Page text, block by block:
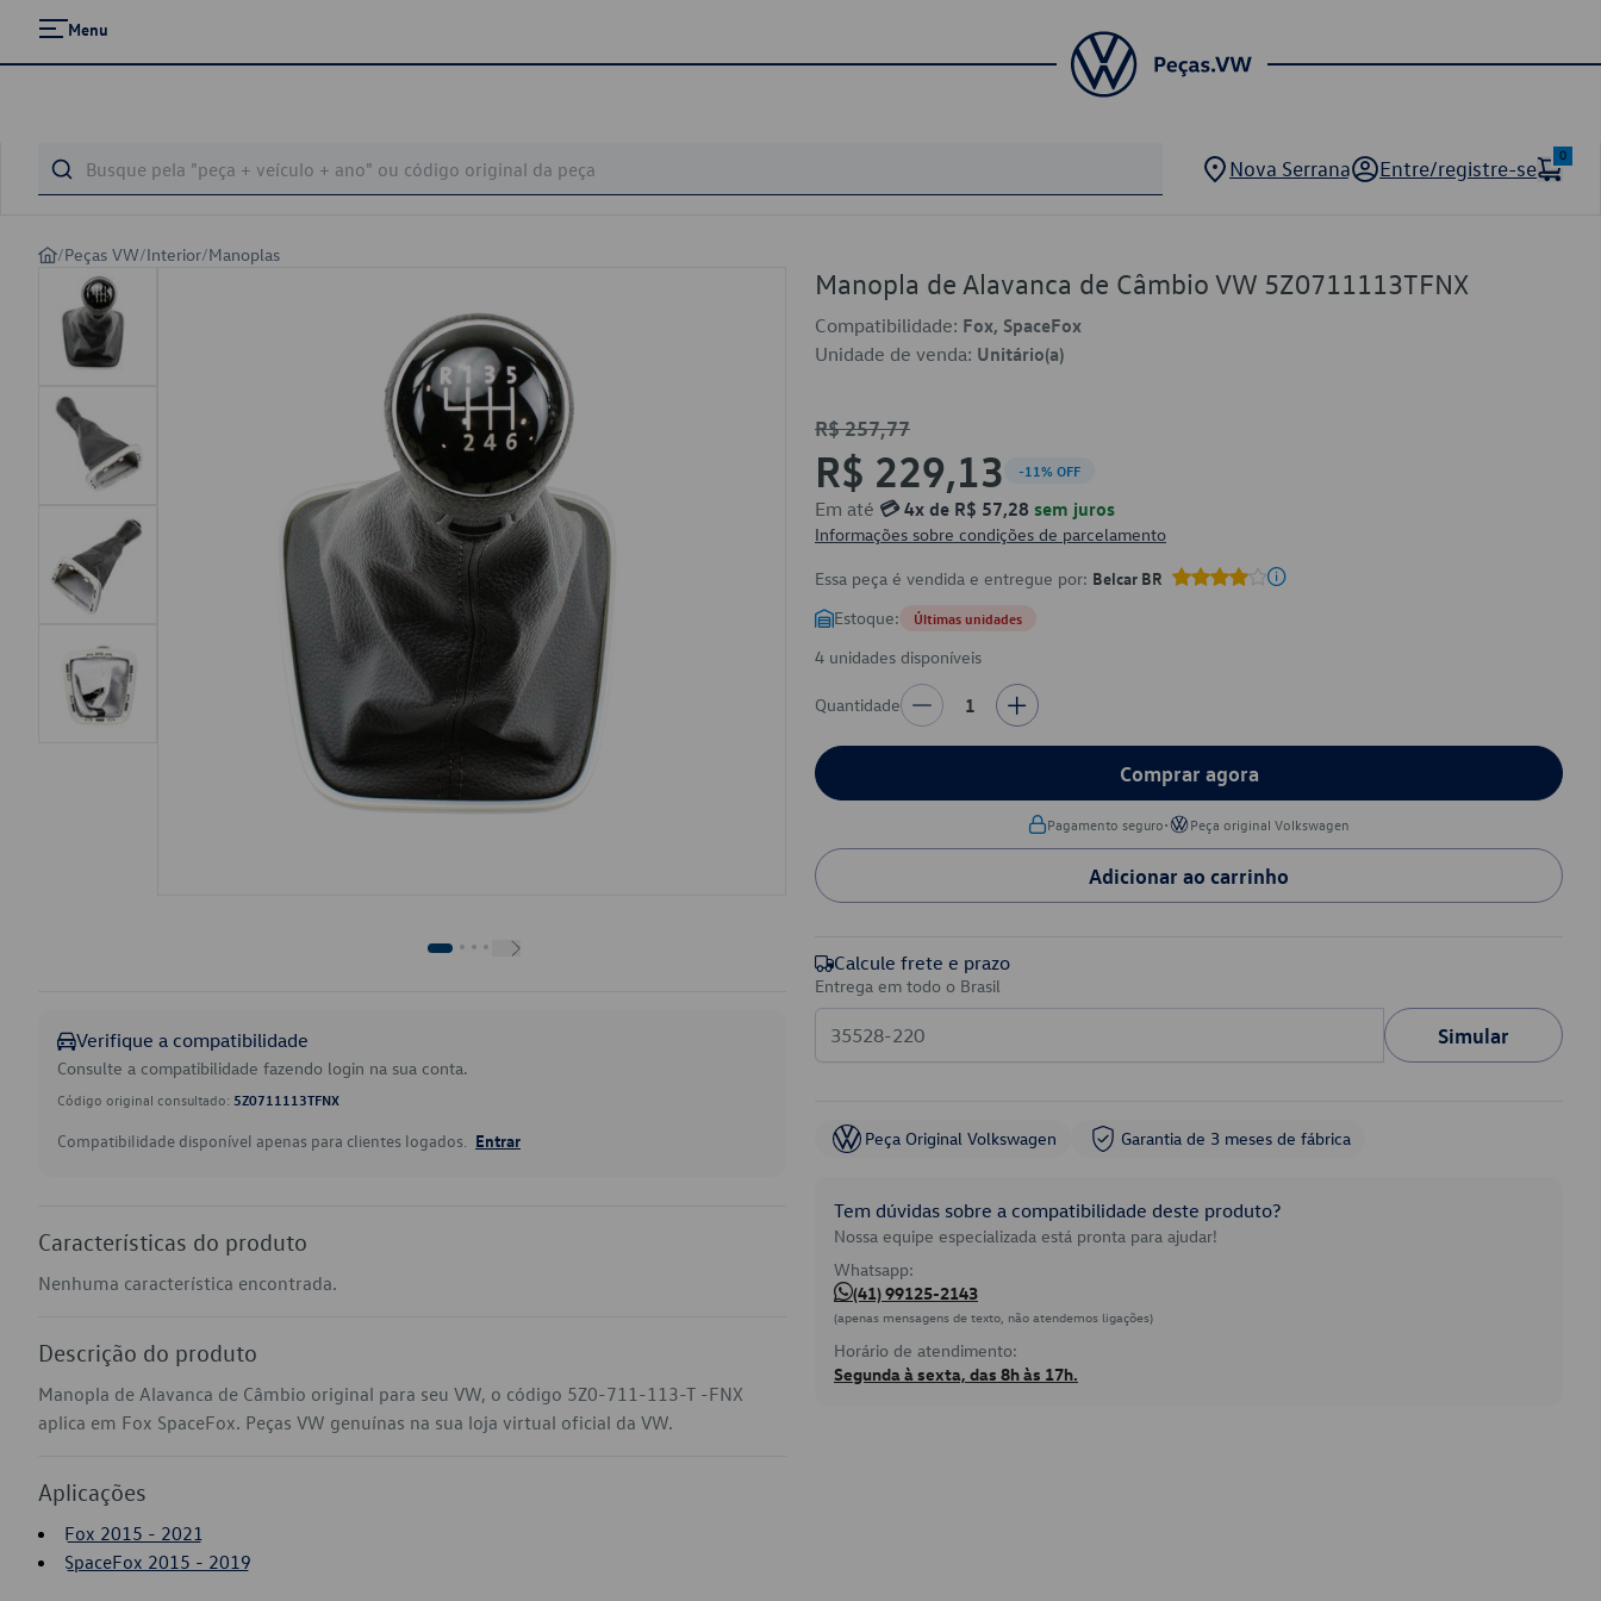
Menu
Nova Serrana Entre/registre-se
0
/Peças VW/Interior/Manoplas
Verifique a compatibilidade
Consulte a compatibilidade fazendo login na sua conta.
Código original consultado: 5Z0711113TFNX
Compatibilidade disponível apenas para clientes logados. Entrar
Características do produto
Nenhuma característica encontrada.
Descrição do produto
Manopla de Alavanca de Câmbio original para seu VW, o código 5Z0-711-113-T -FNX
aplica em Fox SpaceFox. Peças VW genuínas na sua loja virtual oficial da VW.
Aplicações
Fox 2015 - 2021
SpaceFox 2015 - 2019
Manopla de Alavanca de Câmbio VW 5Z0711113TFNX
Compatibilidade: Fox, SpaceFox
Unidade de venda: Unitário(a)
R$ 257,77
R$ 229,13 -11% OFF
Em até 💳 4x de R$ 57,28 sem juros
Informações sobre condições de parcelamento
Essa peça é vendida e entregue por: Belcar BR
Estoque: Últimas unidades
4 unidades disponíveis
Quantidade 1
Comprar agora
Pagamento seguro• Peça original Volkswagen
Adicionar ao carrinho
Calcule frete e prazo
Entrega em todo o Brasil
Simular
Peça Original Volkswagen Garantia de 3 meses de fábrica
Tem dúvidas sobre a compatibilidade deste produto?
Nossa equipe especializada está pronta para ajudar!
Whatsapp:
(41) 99125-2143
(apenas mensagens de texto, não atendemos ligações)
Horário de atendimento:
Segunda à sexta, das 8h às 17h.